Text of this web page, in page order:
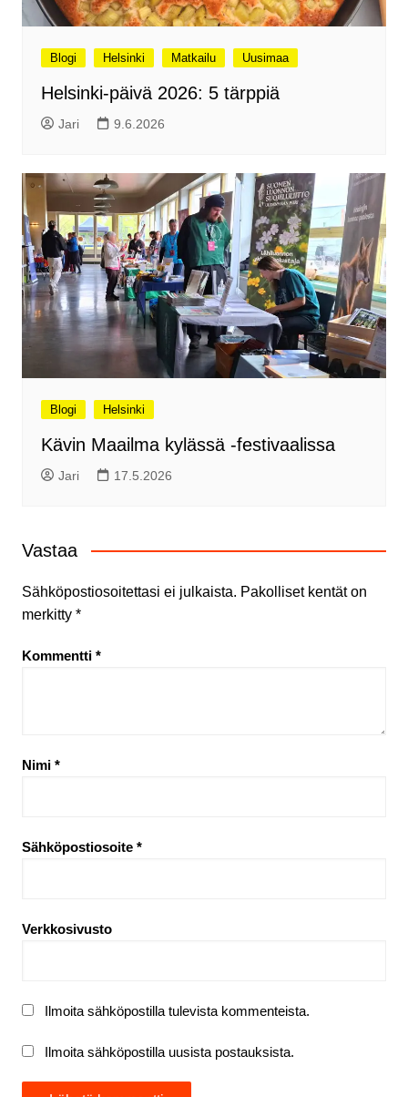
Blogi Helsinki Matkailu Uusimaa
Helsinki-päivä 2026: 5 tärppiä
Jari 9.6.2026
Blogi Helsinki
Kävin Maailma kylässä -festivaalissa
Jari 17.5.2026
Vastaa
Sähköpostiosoitettasi ei julkaista. Pakolliset kentät on
merkitty *
Kommentti *
Nimi *
Sähköpostiosoite *
Verkkosivusto
Ilmoita sähköpostilla tulevista kommenteista.
Ilmoita sähköpostilla uusista postauksista.